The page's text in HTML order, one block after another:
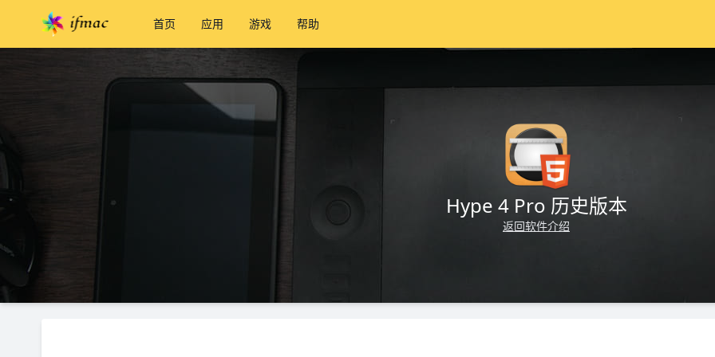
首页 应用 游戏 帮助
Hype 4 Pro 历史版本
返回软件介绍